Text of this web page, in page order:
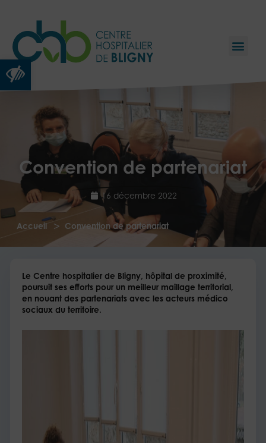
Ouvrir la barre d’outils
Convention de partenariat
16 décembre 2022
Accueil > Convention de partenariat
Le Centre hospitalier de Bligny, hôpital de proximité,
poursuit ses efforts pour un meilleur maillage territorial,
en nouant des partenariats avec les acteurs médico
sociaux du territoire.